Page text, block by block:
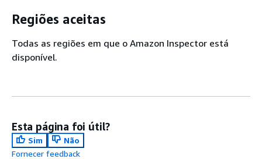
Regiões aceitas
Todas as regiões em que o Amazon Inspector está
disponível.
Esta página foi útil?
Sim
Não
Fornecer feedback